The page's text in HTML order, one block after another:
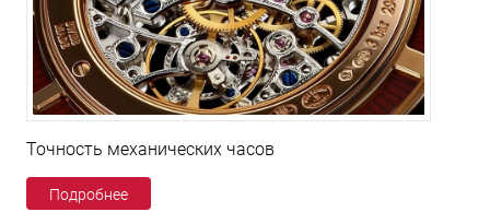
Точность механических часов
Подробнее